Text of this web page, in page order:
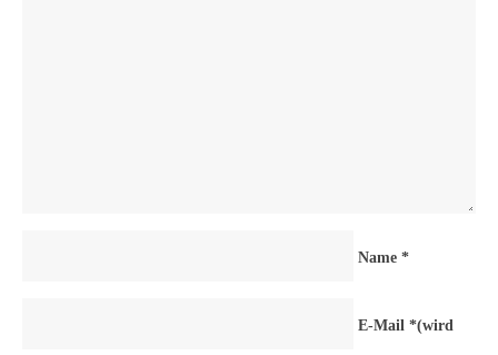
Name *
E-Mail *(wird